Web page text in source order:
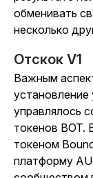
обменивать
несколько
Отскок V1
Важным
управлялось
токенов BOT.
токеном
платформу